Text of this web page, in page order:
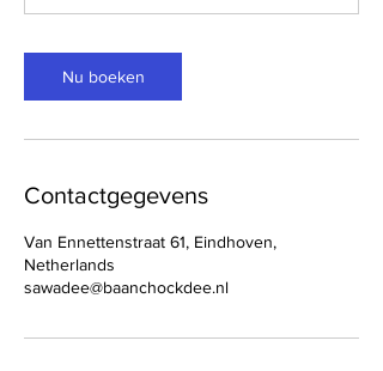
Nu boeken
Contactgegevens
Van Ennettenstraat 61, Eindhoven,
Netherlands
sawadee@baanchockdee.nl